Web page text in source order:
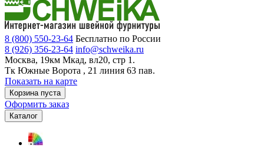
8 (800) 550-23-64 Бесплатно по России
8 (926) 356-23-64 info@schweika.ru
Москва, 19км Мкад, вл20, стр 1.
Тк Южные Ворота , 21 линия 63 пав.
Показать на карте
Корзина пуста
Оформить заказ
Каталог